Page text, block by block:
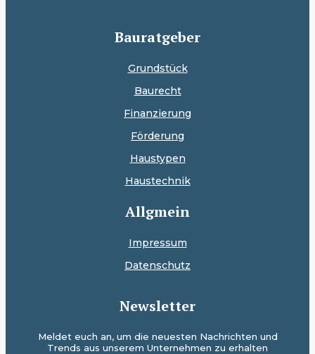
Bauratgeber
Grundstück
Baurecht
Finanzierung
Förderung
Haustypen
Haustechnik
Allgmein
Impressum
Datenschutz
Newsletter
Meldet euch an, um die neuesten Nachrichten und
Trends aus unserem Unternehmen zu erhalten